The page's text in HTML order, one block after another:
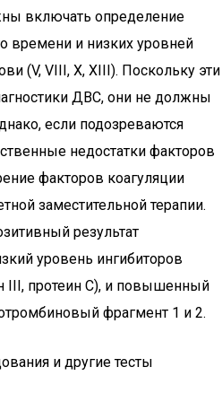
включать определение
времени и низких уровней
(V, VIII, X, XIII). Поскольку эти
ДВС, они не должны
если подозреваются
недостатки факторов
факторов коагуляции
заместительной терапии.
результат
уровень ингибиторов
III, протеин C), и повышенный
фрагмент 1 и 2.
и другие тесты